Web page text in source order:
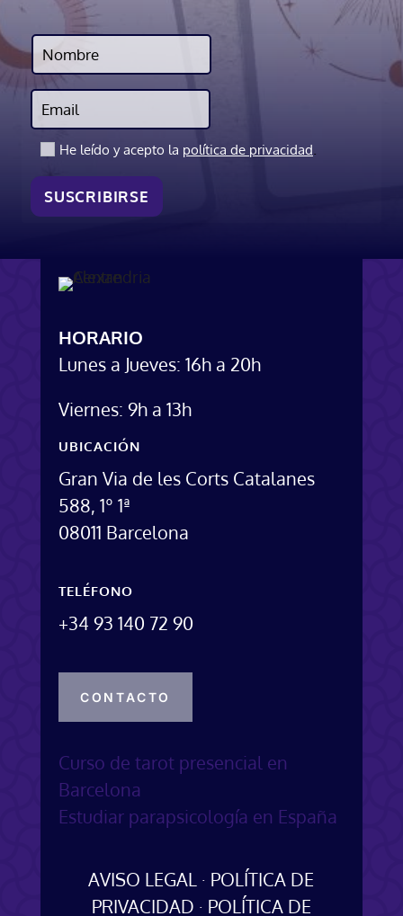
He leído y acepto la política de privacidad.
SUSCRIBIRSE
HORARIO
Lunes a Jueves: 16h a 20h
Viernes: 9h a 13h
UBICACIÓN
Gran Via de les Corts Catalanes
588, 1º 1ª
08011 Barcelona
TELÉFONO
+34 93 140 72 90
CONTACTO
Curso de tarot presencial en
Barcelona
Estudiar parapsicología en España
AVISO LEGAL · POLÍTICA DE
PRIVACIDAD · POLÍTICA DE